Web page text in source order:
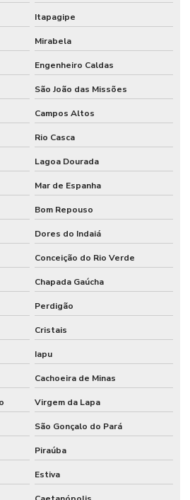
Itapagipe
Mirabela
Engenheiro Caldas
São João das Missões
Campos Altos
Rio Casca
Lagoa Dourada
Mar de Espanha
Bom Repouso
Dores do Indaiá
Conceição do Rio Verde
Chapada Gaúcha
Perdigão
Cristais
Iapu
Cachoeira de Minas
Virgem da Lapa
São Gonçalo do Pará
Piraúba
Estiva